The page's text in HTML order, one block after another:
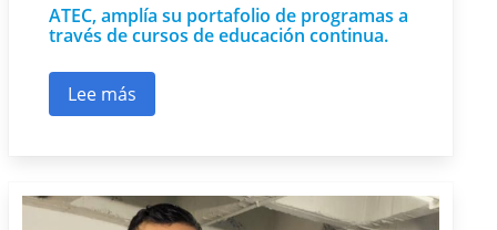
ATEC, amplía su portafolio de programas a
través de cursos de educación continua.
Lee más
sobre ATEC, amplía su portafolio de